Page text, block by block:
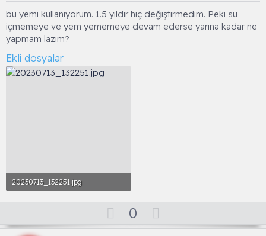
e
bu yemi kullanıyorum. 1.5 yıldır hiç değiştirmedim. Peki su
içmemeye ve yem yememeye devam ederse yarına kadar ne
yapmam lazım?
Ekli dosyalar
20230713_132251.jpg
296 KB · Görüntüleme: 23
O
y
0
o